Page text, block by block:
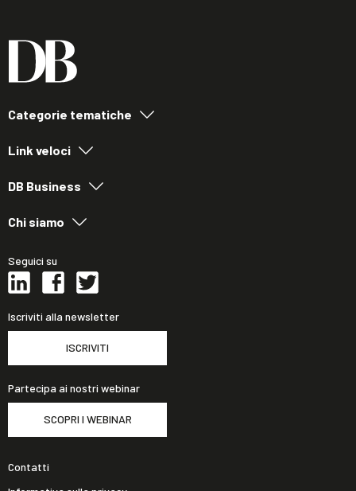
Categorie tematiche
Link veloci
DB Business
Chi siamo
Seguici su
Iscriviti alla newsletter
ISCRIVITI
Partecipa ai nostri webinar
SCOPRI I WEBINAR
Contatti